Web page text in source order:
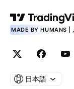
MADE BY HUMANS |
日本語